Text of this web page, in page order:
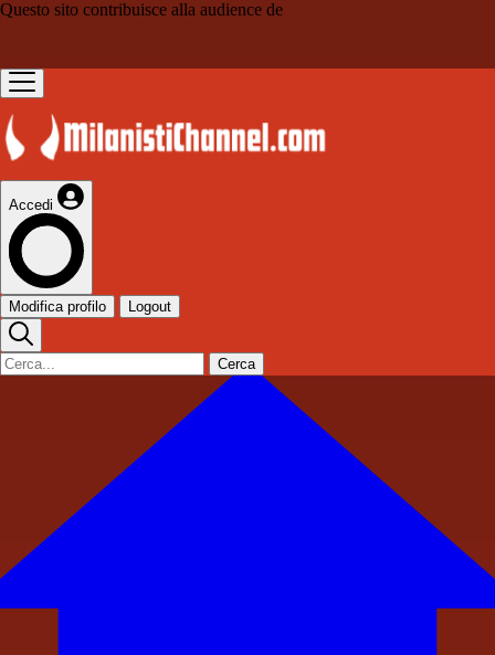
Questo sito contribuisce alla audience de
Accedi
Modifica profilo Logout
Cerca